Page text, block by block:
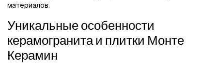
материалов.
Уникальные особенности
керамогранита и плитки Монте
Керамин